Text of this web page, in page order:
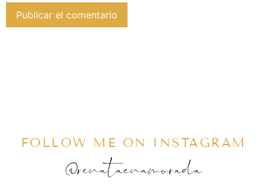
FOLLOW ME ON INSTAGRAM
@renataenamorada